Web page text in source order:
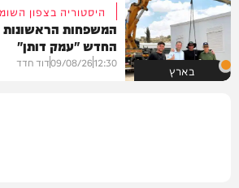
בארץ
היסטוריה בצפון
המשפחות הראשונות
החדש "עמק דותן"
12:30
09/08/26דוד חדד